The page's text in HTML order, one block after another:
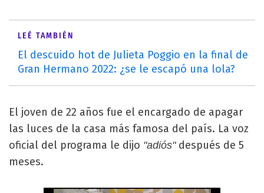
LEÉ TAMBIÉN
El descuido hot de Julieta Poggio en la final de
Gran Hermano 2022: ¿se le escapó una lola?
El joven de 22 años fue el encargado de apagar
las luces de la casa más famosa del país. La voz
oficial del programa le dijo "adiós" después de 5
meses.